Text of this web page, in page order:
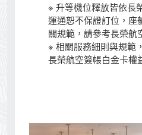
※ 升等機位釋放皆依長
運通恕不保證訂位，座
關規範，請參考長榮航
※ 相關服務細則與規範
長榮航空簽帳白金卡權